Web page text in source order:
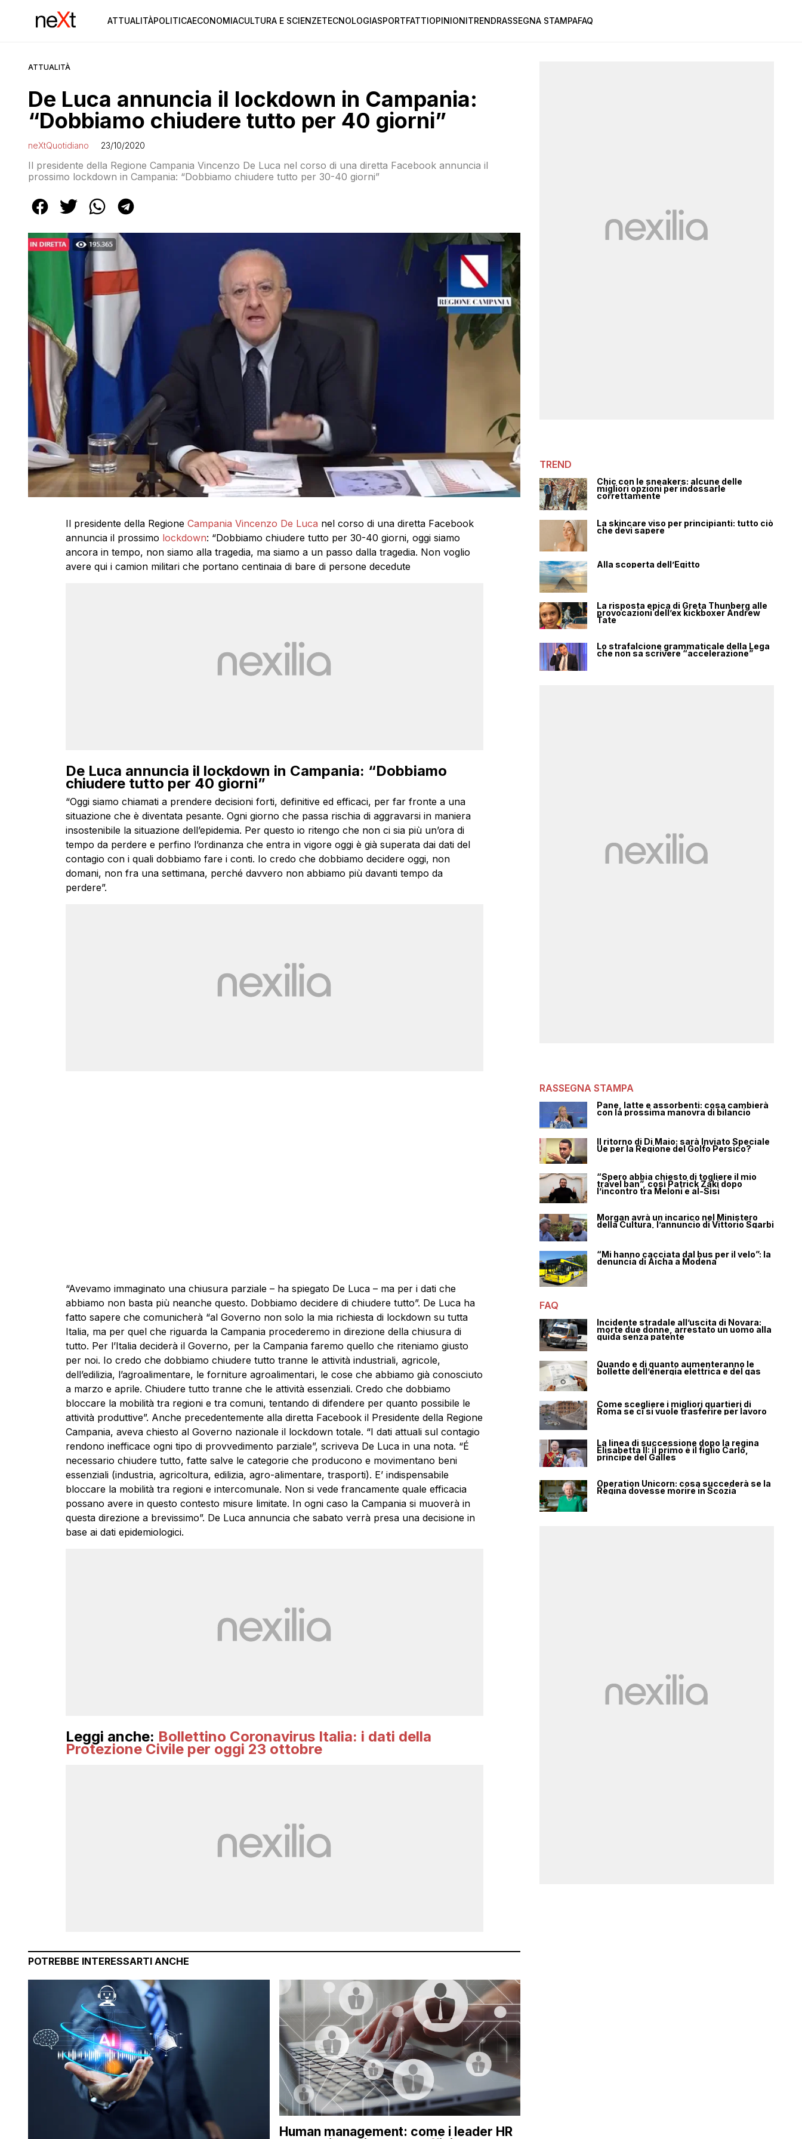
ATTUALITÀPOLITICAECONOMIACULTURA E SCIENZETECNOLOGIASPORTFATTIOPINIONITRENDRASSEGNA STAMPAFAQ
ATTUALITÀ
De Luca annuncia il lockdown in Campania:
“Dobbiamo chiudere tutto per 40 giorni”
neXtQuotidiano 23/10/2020
Il presidente della Regione Campania Vincenzo De Luca nel corso di una diretta Facebook annuncia il
prossimo lockdown in Campania: “Dobbiamo chiudere tutto per 30-40 giorni”
Il presidente della Regione Campania Vincenzo De Luca nel corso di una diretta Facebook
annuncia il prossimo lockdown: “Dobbiamo chiudere tutto per 30-40 giorni, oggi siamo
ancora in tempo, non siamo alla tragedia, ma siamo a un passo dalla tragedia. Non voglio
avere qui i camion militari che portano centinaia di bare di persone decedute
De Luca annuncia il lockdown in Campania: “Dobbiamo
chiudere tutto per 40 giorni”
“Oggi siamo chiamati a prendere decisioni forti, definitive ed efficaci, per far fronte a una
situazione che è diventata pesante. Ogni giorno che passa rischia di aggravarsi in maniera
insostenibile la situazione dell’epidemia. Per questo io ritengo che non ci sia più un’ora di
tempo da perdere e perfino l’ordinanza che entra in vigore oggi è già superata dai dati del
contagio con i quali dobbiamo fare i conti. Io credo che dobbiamo decidere oggi, non
domani, non fra una settimana, perché davvero non abbiamo più davanti tempo da
perdere”.
“Avevamo immaginato una chiusura parziale – ha spiegato De Luca – ma per i dati che
abbiamo non basta più neanche questo. Dobbiamo decidere di chiudere tutto”. De Luca ha
fatto sapere che comunicherà “al Governo non solo la mia richiesta di lockdown su tutta
Italia, ma per quel che riguarda la Campania procederemo in direzione della chiusura di
tutto. Per l’Italia deciderà il Governo, per la Campania faremo quello che riteniamo giusto
per noi. Io credo che dobbiamo chiudere tutto tranne le attività industriali, agricole,
dell’edilizia, l’agroalimentare, le forniture agroalimentari, le cose che abbiamo già conosciuto
a marzo e aprile. Chiudere tutto tranne che le attività essenziali. Credo che dobbiamo
bloccare la mobilità tra regioni e tra comuni, tentando di difendere per quanto possibile le
attività produttive”. Anche precedentemente alla diretta Facebook il Presidente della Regione
Campania, aveva chiesto al Governo nazionale il lockdown totale. “I dati attuali sul contagio
rendono inefficace ogni tipo di provvedimento parziale”, scriveva De Lucain una nota. “É
necessario chiudere tutto, fatte salve le categorie che producono e movimentano beni
essenziali (industria, agricoltura, edilizia, agro-alimentare, trasporti). E’ indispensabile
bloccare la mobilità tra regioni e intercomunale. Non si vede francamente quale efficacia
possano avere in questo contesto misure limitate. In ogni caso la Campania si muoverà in
questa direzione a brevissimo”. De Luca annuncia che sabato verrà presa una decisione in
base ai dati epidemiologici.
Leggi anche: Bollettino Coronavirus Italia: i dati della
Protezione Civile per oggi 23 ottobre
POTREBBE INTERESSARTI ANCHE
Human management: come i leader HR
TREND
Chic con le sneakers: alcune delle
migliori opzioni per indossarle
correttamente
La skincare viso per principianti: tutto ciò
che devi sapere
Alla scoperta dell’Egitto
La risposta epica di Greta Thunberg alle
provocazioni dell’ex kickboxer Andrew
Tate
Lo strafalcione grammaticale della Lega
che non sa scrivere “accelerazione”
RASSEGNA STAMPA
Pane, latte e assorbenti: cosa cambierà
con la prossima manovra di bilancio
Il ritorno di Di Maio: sarà Inviato Speciale
Ue per la Regione del Golfo Persico?
“Spero abbia chiesto di togliere il mio
travel ban”, così Patrick Zaki dopo
l’incontro tra Meloni e al-Sisi
Morgan avrà un incarico nel Ministero
della Cultura, l’annuncio di Vittorio Sgarbi
“Mi hanno cacciata dal bus per il velo”: la
denuncia di Aicha a Modena
FAQ
Incidente stradale all’uscita di Novara:
morte due donne, arrestato un uomo alla
guida senza patente
Quando e di quanto aumenteranno le
bollette dell’energia elettrica e del gas
Come scegliere i migliori quartieri di
Roma se ci si vuole trasferire per lavoro
La linea di successione dopo la regina
Elisabetta II: il primo è il figlio Carlo,
principe del Galles
Operation Unicorn: cosa succederà se la
Regina dovesse morire in Scozia